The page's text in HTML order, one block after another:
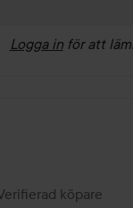
Logga in för att
1 vecka
köpare